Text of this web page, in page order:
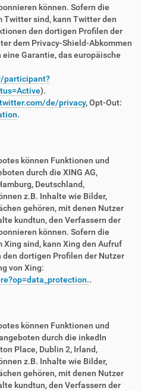
können. Sofern die
sind, kann Twitter den
den dortigen Profilen der
dem Privacy-Shield-Abkommen
Garantie, das europäische
participant?
).
de/privacy, Opt-Out:
.
können Funktionen und
durch die XING AG,
Deutschland,
z.B. Inhalte wie Bilder,
gehören, mit denen Nutzer
kundtun, den Verfassern der
können. Sofern die
sind, kann Xing den Aufruf
dortigen Profilen der Nutzer
von Xing:
.
können Funktionen und
durch die inkedIn
Place, Dublin 2, Irland,
z.B. Inhalte wie Bilder,
gehören, mit denen Nutzer
kundtun, den Verfassern der